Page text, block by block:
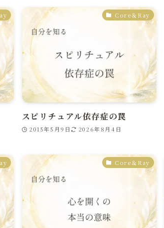
Core＆Ray
スピリチュアル依存症の罠
2015年5月9日 2026年8月4日
Core＆Ray